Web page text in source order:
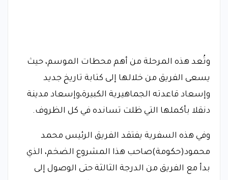
وتُعد هذه المرحلة من أهم محطات الموسم، حيث
يسعى الفريق من خلالها إلى كتابة تاريخ جديد
وإسعاد قاعدته الجماهيرية الكبيرة،وإسعاد مدينة
دنقلا بأكملها التي ظلت تسانده في كل الظروف.
وفي هذه السفرية يفتقد الفريق الرئيس محمد
محمود(حكومة)صاحب هذا المشروع الضخم، الذي
بدأ مع الفريق من الدرجة الثالثة حتى الوصول إلى